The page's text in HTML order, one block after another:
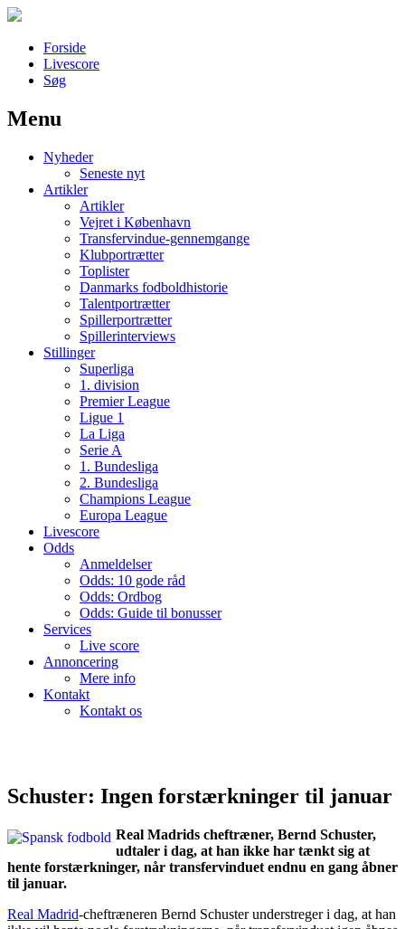
Forside
Livescore
Søg
Наши партнеры
лучшие займы
Menu
Nyheder
Seneste nyt
Artikler
Artikler
Vejret i København
Transfervindue-gennemgange
Klubportrætter
Toplister
Danmarks fodboldhistorie
Talentportrætter
Spillerportrætter
Spillerinterviews
Stillinger
Superliga
1. division
Premier League
Ligue 1
La Liga
Serie A
1. Bundesliga
2. Bundesliga
Champions League
Europa League
Livescore
Odds
Anmeldelser
Odds: 10 gode råd
Odds: Ordbog
Odds: Guide til bonusser
Services
Live score
Annoncering
Mere info
Kontakt
Kontakt os
Schuster: Ingen forstærkninger til januar
Real Madrids cheftræner, Bernd Schuster,
udtaler i dag, at han ikke har tænkt sig at
hente forstærkninger, når transfervinduet endnu en gang åbner
til januar.
Real Madrid-cheftræneren Bernd Schuster understreger i dag, at han